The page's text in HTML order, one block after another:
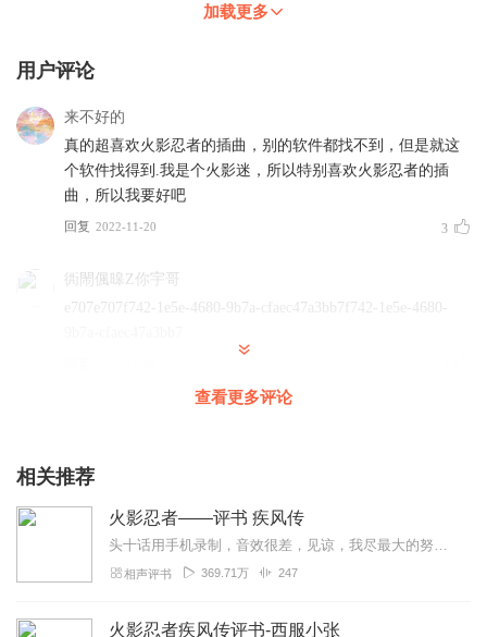
加载更多
用户评论
来不好的
真的超喜欢火影忍者的插曲，别的软件都找不到，但是就这
个软件找得到.我是个火影迷，所以特别喜欢火影忍者的插
曲，所以我要好吧
回复 2022-11-20 3
衖閙偑暤Z你宇哥
e707e707f742-1e5e-4680-9b7a-cfaec47a3bb7f742-1e5e-4680-
回复
死灰复燃的摩拉克斯
音质真不错，做视频正好
查看更多评论
相关推荐
火影忍者——评书 疾风传
头十话用手机录制，音效很差，见谅，我尽最大的努力讲述出我心中的火影故事，非专人士，切莫见笑，欢迎给出意见，一起交流讨论，大家都是火迷，没有高低之分，一起聊聊你心...
相声评书 369.71万 247
火影忍者疾风传评书-西服小张